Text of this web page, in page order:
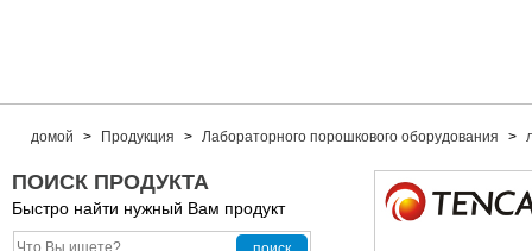
домой > Продукция > Лабораторного порошкового оборудования >
ПОИСК ПРОДУКТА
Быстро найти нужный Вам продукт